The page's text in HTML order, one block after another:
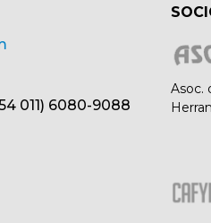
011) 6080-9088
Asoc.